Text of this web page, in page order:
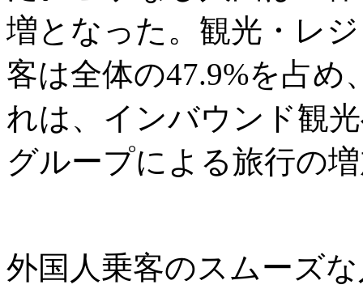
増となった。観光・レ
客は全体の47.9%を占め
れは、インバウンド観
グループによる旅行の
外国人乗客のスムーズ